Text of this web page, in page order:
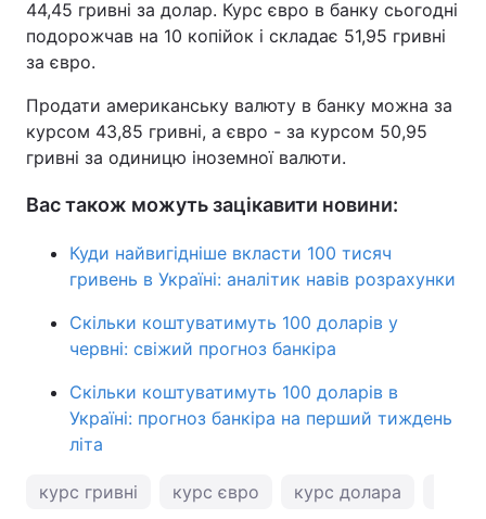
44,45 гривні за долар. Курс євро в банку сьогодні
подорожчав на 10 копійок і складає 51,95 гривні
за євро.
Продати американську валюту в банку можна за
курсом 43,85 гривні, а євро - за курсом 50,95
гривні за одиницю іноземної валюти.
Вас також можуть зацікавити новини:
Куди найвигідніше вкласти 100 тисяч
гривень в Україні: аналітик навів розрахунки
Скільки коштуватимуть 100 доларів у
червні: свіжий прогноз банкіра
Скільки коштуватимуть 100 доларів в
Україні: прогноз банкіра на перший тиждень
літа
курс гривні курс євро курс долара